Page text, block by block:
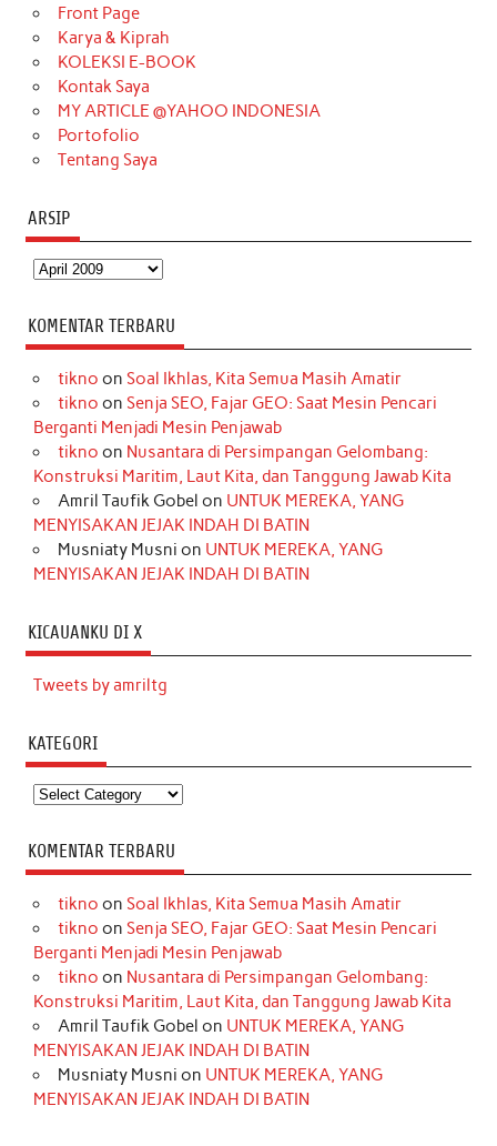
o
k
r
a
m
Front Page
Karya & Kiprah
KOLEKSI E-BOOK
Kontak Saya
MY ARTICLE @YAHOO INDONESIA
Portofolio
Tentang Saya
ARSIP
Arsip
KOMENTAR TERBARU
tikno on Soal Ikhlas, Kita Semua Masih Amatir
tikno on Senja SEO, Fajar GEO: Saat Mesin Pencari
Berganti Menjadi Mesin Penjawab
tikno on Nusantara di Persimpangan Gelombang:
Konstruksi Maritim, Laut Kita, dan Tanggung Jawab Kita
Amril Taufik Gobel on UNTUK MEREKA, YANG
MENYISAKAN JEJAK INDAH DI BATIN
Musniaty Musni on UNTUK MEREKA, YANG
MENYISAKAN JEJAK INDAH DI BATIN
KICAUANKU DI X
Tweets by amriltg
KATEGORI
Kategori
KOMENTAR TERBARU
tikno on Soal Ikhlas, Kita Semua Masih Amatir
tikno on Senja SEO, Fajar GEO: Saat Mesin Pencari
Berganti Menjadi Mesin Penjawab
tikno on Nusantara di Persimpangan Gelombang:
Konstruksi Maritim, Laut Kita, dan Tanggung Jawab Kita
Amril Taufik Gobel on UNTUK MEREKA, YANG
MENYISAKAN JEJAK INDAH DI BATIN
Musniaty Musni on UNTUK MEREKA, YANG
MENYISAKAN JEJAK INDAH DI BATIN